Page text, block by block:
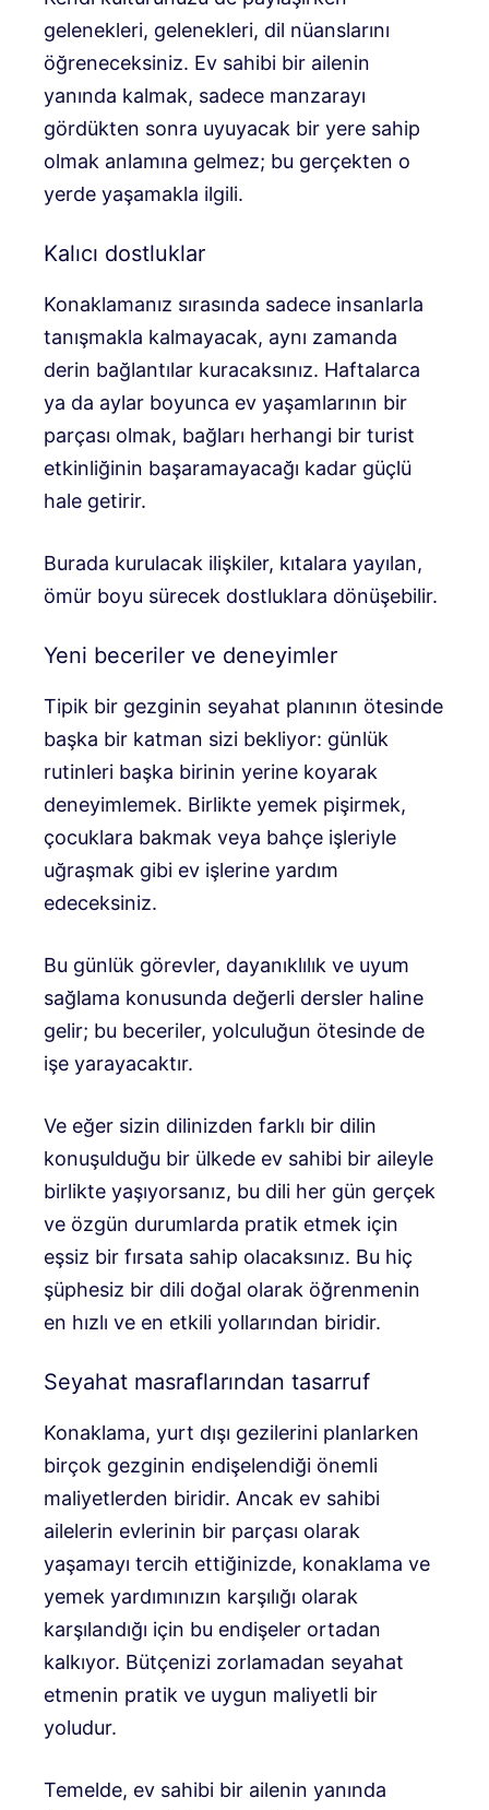
gelenekleri, gelenekleri, dil nüanslarını
öğreneceksiniz. Ev sahibi bir ailenin
yanında kalmak, sadece manzarayı
gördükten sonra uyuyacak bir yere sahip
olmak anlamına gelmez; bu gerçekten o
yerde yaşamakla ilgili.
Kalıcı dostluklar
Konaklamanız sırasında sadece insanlarla
tanışmakla kalmayacak, aynı zamanda
derin bağlantılar kuracaksınız. Haftalarca
ya da aylar boyunca ev yaşamlarının bir
parçası olmak, bağları herhangi bir turist
etkinliğinin başaramayacağı kadar güçlü
hale getirir.
Burada kurulacak ilişkiler, kıtalara yayılan,
ömür boyu sürecek dostluklara dönüşebilir.
Yeni beceriler ve deneyimler
Tipik bir gezginin seyahat planının ötesinde
başka bir katman sizi bekliyor: günlük
rutinleri başka birinin yerine koyarak
deneyimlemek. Birlikte yemek pişirmek,
çocuklara bakmak veya bahçe işleriyle
uğraşmak gibi ev işlerine yardım
edeceksiniz.
Bu günlük görevler, dayanıklılık ve uyum
sağlama konusunda değerli dersler haline
gelir; bu beceriler, yolculuğun ötesinde de
işe yarayacaktır.
Ve eğer sizin dilinizden farklı bir dilin
konuşulduğu bir ülkede ev sahibi bir aileyle
birlikte yaşıyorsanız, bu dili her gün gerçek
ve özgün durumlarda pratik etmek için
eşsiz bir fırsata sahip olacaksınız. Bu hiç
şüphesiz bir dili doğal olarak öğrenmenin
en hızlı ve en etkili yollarından biridir.
Seyahat masraflarından tasarruf
Konaklama, yurt dışı gezilerini planlarken
birçok gezginin endişelendiği önemli
maliyetlerden biridir. Ancak ev sahibi
ailelerin evlerinin bir parçası olarak
yaşamayı tercih ettiğinizde, konaklama ve
yemek yardımınızın karşılığı olarak
karşılandığı için bu endişeler ortadan
kalkıyor. Bütçenizi zorlamadan seyahat
etmenin pratik ve uygun maliyetli bir
yoludur.
Temelde, ev sahibi bir ailenin yanında